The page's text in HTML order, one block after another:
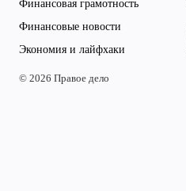
Финансовая грамотность
Финансовые новости
Экономия и лайфхаки
© 2026 Правое дело